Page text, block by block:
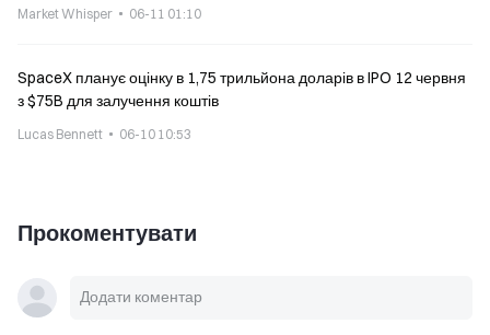
Market Whisper 06-11 01:10
SpaceX планує оцінку в 1,75 трильйона доларів в IPO 12 червня
з $75B для залучення коштів
Lucas Bennett 06-10 10:53
Прокоментувати